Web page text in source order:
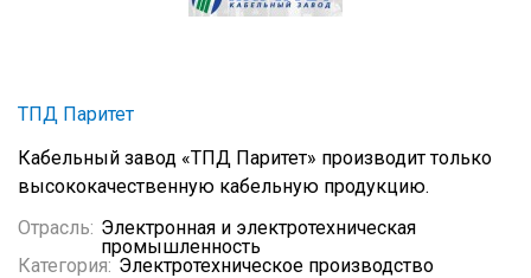
ТПД Паритет
Кабельный завод «ТПД Паритет» производит только
высококачественную кабельную продукцию.
Отрасль: Электронная и электротехническая
промышленность
Категория: Электротехническое производство